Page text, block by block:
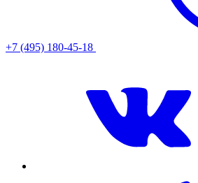
+7 (495) 180-45-18